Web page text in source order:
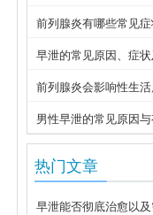
日常护理指南
前列腺炎有哪些常见
早泄的常见原因、症
前列腺炎会影响性生
男性早泄的常见原因
热门文章
早泄能否彻底治愈以